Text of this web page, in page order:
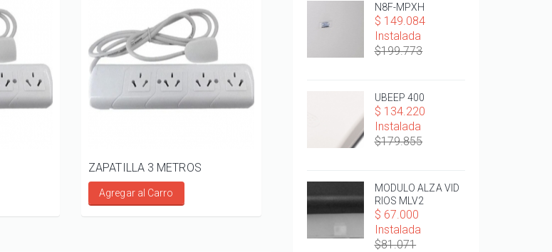
ZAPATILLA 3 METROS
Agregar al Carro Agregar al Carro
N8F-MPXH
$ 149.084
Instalada
$199.773
UBEEP 400
$ 134.220
Instalada
$179.855
MODULO ALZA VID
RIOS MLV2
$ 67.000
Instalada
$81.071